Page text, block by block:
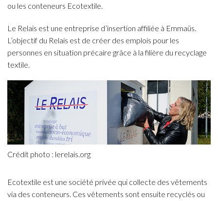
ou les conteneurs Ecotextile.
Le Relais est une entreprise d’insertion affiliée à Emmaüs.
L’objectif du Relais est de créer des emplois pour les
personnes en situation précaire grâce à la filière du recyclage
textile.
Crédit photo : lerelais.org
Ecotextile est une société privée qui collecte des vêtements
via des conteneurs. Ces vêtements sont ensuite recyclés ou